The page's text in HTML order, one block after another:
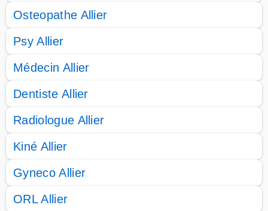
Osteopathe Allier
Psy Allier
Médecin Allier
Dentiste Allier
Radiologue Allier
Kiné Allier
Gyneco Allier
ORL Allier